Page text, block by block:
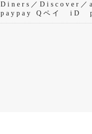
Diners／Discover
paypay Qペイ iD